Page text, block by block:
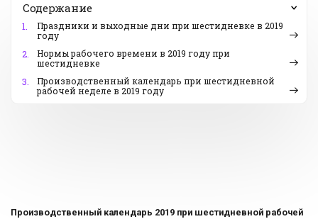
Содержание
1.
Праздники и выходные дни при шестидневке в 2019
году
2.
Нормы рабочего времени в 2019 году при
шестидневке
3.
Производственный календарь при шестидневной
рабочей неделе в 2019 году
Производственный календарь 2019 при шестидневной рабочей